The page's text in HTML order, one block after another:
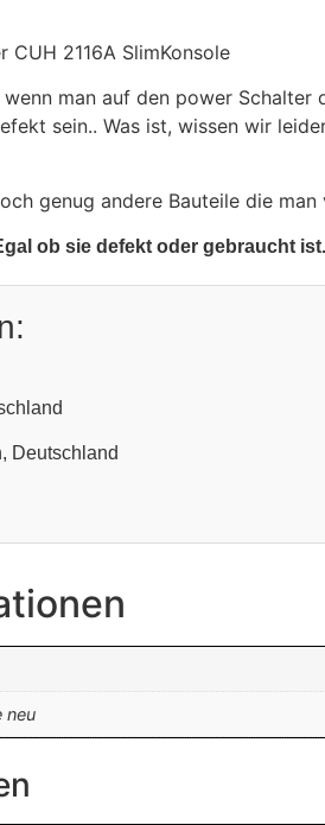
CUH 2116A SlimKonsole
man auf den power
sein.. Was ist, wissen wir
genug andere Bauteile die man
ob sie defekt oder gebraucht
Deutschland
neu